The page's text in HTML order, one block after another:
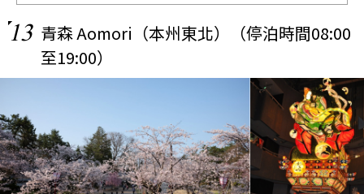
13 青森 Aomori（本州東北）（停泊時間08:00
至19:00）